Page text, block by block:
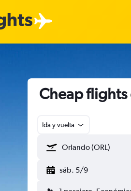
Cheap
Ida y vuelta
sáb. 5/9